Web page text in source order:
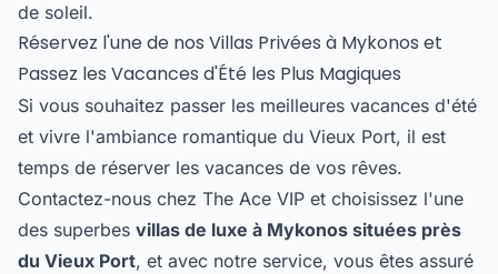
de soleil.
Réservez l'une de nos Villas Privées à Mykonos et
Passez les Vacances d'Été les Plus Magiques
Si vous souhaitez passer les meilleures vacances d'été
et vivre l'ambiance romantique du Vieux Port, il est
temps de réserver les vacances de vos rêves.
Contactez-nous chez The Ace VIP et choisissez l'une
des superbes villas de luxe à Mykonos situées près
du Vieux Port, et avec notre service, vous êtes assuré